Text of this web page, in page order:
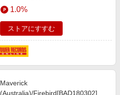
1.0%
ストアにすすむ
Maverick
(Australia)/Firebird[BAD180302]